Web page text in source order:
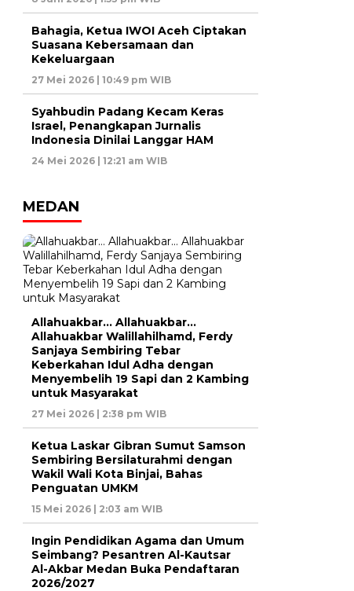
Bahagia, Ketua IWOI Aceh Ciptakan
Suasana Kebersamaan dan
Kekeluargaan
27 Mei 2026 | 10:49 pm WIB
Syahbudin Padang Kecam Keras
Israel, Penangkapan Jurnalis
Indonesia Dinilai Langgar HAM
24 Mei 2026 | 12:21 am WIB
MEDAN
Allahuakbar… Allahuakbar…
Allahuakbar Walillahilhamd, Ferdy
Sanjaya Sembiring Tebar
Keberkahan Idul Adha dengan
Menyembelih 19 Sapi dan 2 Kambing
untuk Masyarakat
27 Mei 2026 | 2:38 pm WIB
Ketua Laskar Gibran Sumut Samson
Sembiring Bersilaturahmi dengan
Wakil Wali Kota Binjai, Bahas
Penguatan UMKM
15 Mei 2026 | 2:03 am WIB
Ingin Pendidikan Agama dan Umum
Seimbang? Pesantren Al-Kautsar
Al-Akbar Medan Buka Pendaftaran
2026/2027